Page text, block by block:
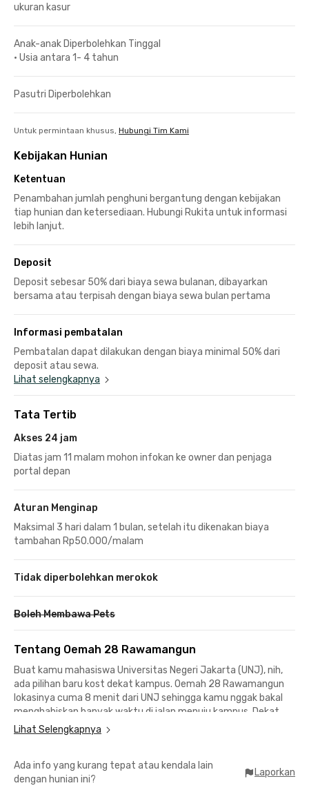
ukuran kasur
Anak-anak Diperbolehkan Tinggal
• Usia antara 1- 4 tahun
Pasutri Diperbolehkan
Untuk permintaan khusus, Hubungi Tim Kami
Kebijakan Hunian
Ketentuan
Penambahan jumlah penghuni bergantung dengan kebijakan
tiap hunian dan ketersediaan. Hubungi Rukita untuk informasi
lebih lanjut.
Deposit
Deposit sebesar 50% dari biaya sewa bulanan, dibayarkan
bersama atau terpisah dengan biaya sewa bulan pertama
Informasi pembatalan
Pembatalan dapat dilakukan dengan biaya minimal 50% dari
deposit atau sewa.
Lihat selengkapnya
Tata Tertib
Akses 24 jam
Diatas jam 11 malam mohon infokan ke owner dan penjaga
portal depan
Aturan Menginap
Maksimal 3 hari dalam 1 bulan, setelah itu dikenakan biaya
tambahan Rp50.000/malam
Tidak diperbolehkan merokok
Boleh Membawa Pets
Tentang Oemah 28 Rawamangun
Buat kamu mahasiswa Universitas Negeri Jakarta (UNJ), nih,
ada pilihan baru kost dekat kampus. Oemah 28 Rawamangun
lokasinya cuma 8 menit dari UNJ sehingga kamu nggak bakal
menghabiskan banyak waktu di jalan menuju kampus. Dekat
juga ke Sekolah Tinggi Manajemen Asuransi Trisakti yang
berjarak 4 menit, sementara hanya 6 menit ke Universitas
Selain itu kost Rawamangun UNJ ini dekat ke berbagai fasilitas
Lihat Selengkapnya
Ada info yang kurang tepat atau kendala lain
dengan hunian ini?
Laporkan